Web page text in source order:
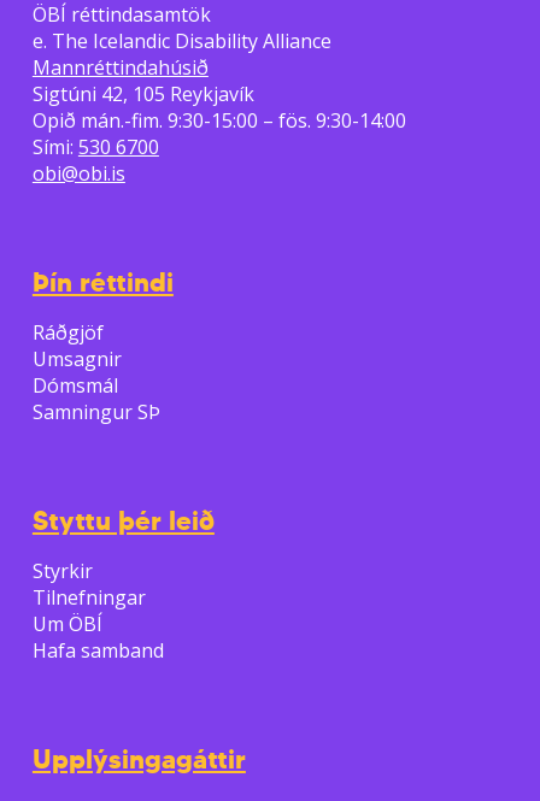
ÖBÍ réttindasamtök
e. The Icelandic Disability Alliance
Mannréttindahúsið
Sigtúni 42, 105 Reykjavík
Opið mán.-fim. 9:30-15:00 – fös. 9:30-14:00
Sími: 530 6700
obi@obi.is
Þín réttindi
Ráðgjöf
Umsagnir
Dómsmál
Samningur SÞ
Styttu þér leið
Styrkir
Tilnefningar
Um ÖBÍ
Hafa samband
Upplýsingagáttir